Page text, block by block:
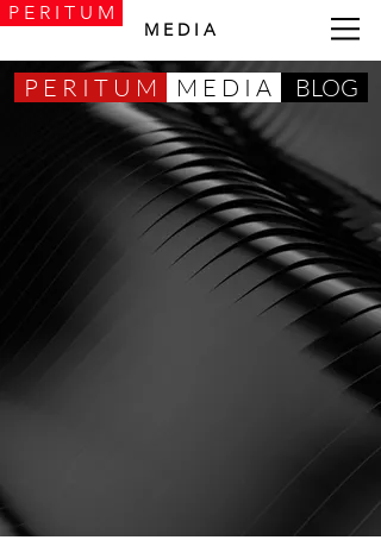
P E R I T U M
M E D I A
P E R I T U M M E D I A BLOG